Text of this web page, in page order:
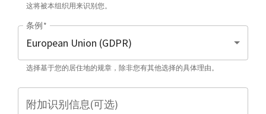
这将被本组织用来识别您。
条例 *
选择基于您的居住地的规章，除非您有其他选择的具体理由。
附加识别信息(可选)